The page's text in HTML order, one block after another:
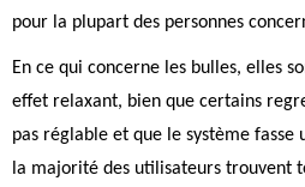
pour la plupart des personnes
En ce qui concerne les bulles, elles
effet relaxant, bien que certains
pas réglable et que le système fasse
la majorité des utilisateurs trouvent